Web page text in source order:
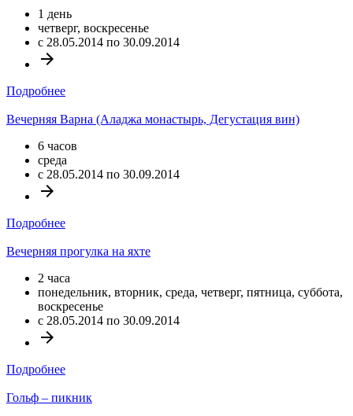
1 день
четверг, воскресенье
c 28.05.2014 по 30.09.2014
arrow_forward
Подробнее
Вечерняя Варна (Аладжа монастырь, Дегустация вин)
6 часов
среда
c 28.05.2014 по 30.09.2014
arrow_forward
Подробнее
Вечерняя прогулка на яхте
2 часа
понедельник, вторник, среда, четверг, пятница, суббота,
воскресенье
c 28.05.2014 по 30.09.2014
arrow_forward
Подробнее
Гольф – пикник